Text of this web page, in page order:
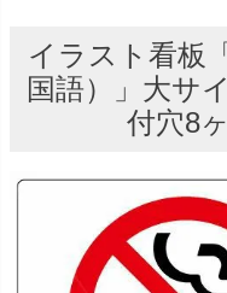
イラスト看板
国語）」大サ
付穴8